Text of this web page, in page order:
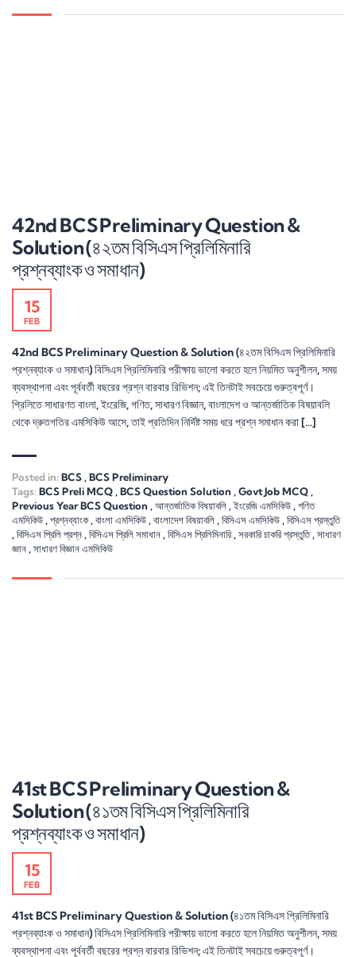
42nd BCS Preliminary Question &
Solution (৪২তম বিসিএস প্রিলিমিনারি
প্রশ্নব্যাংক ও সমাধান)
15
FEB
42nd BCS Preliminary Question & Solution (৪২তম বিসিএস প্রিলিমিনারি
প্রশ্নব্যাংক ও সমাধান) বিসিএস প্রিলিমিনারি পরীক্ষায় ভালো করতে হলে নিয়মিত অনুশীলন, সময়
ব্যবস্থাপনা এবং পূর্ববর্তী বছরের প্রশ্ন বারবার রিভিশন; এই তিনটাই সবচেয়ে গুরুত্বপূর্ণ।
প্রিলিতে সাধারণত বাংলা, ইংরেজি, গণিত, সাধারণ বিজ্ঞান, বাংলাদেশ ও আন্তর্জাতিক বিষয়াবলি
থেকে দ্রুতগতির এমসিকিউ আসে, তাই প্রতিদিন নির্দিষ্ট সময় ধরে প্রশ্ন সমাধান করা […]
Posted in:BCS , BCS Preliminary
Tags:BCS Preli MCQ , BCS Question Solution , Govt Job MCQ ,
Previous Year BCS Question , আন্তর্জাতিক বিষয়াবলি , ইংরেজি এমসিকিউ , গণিত
এমসিকিউ , প্রশ্নব্যাংক, বাংলা এমসিকিউ , বাংলাদেশ বিষয়াবলি , বিসিএস এমসিকিউ , বিসিএস প্রস্তুতি
, বিসিএস প্রিলি প্রশ্ন , বিসিএস প্রিলি সমাধান , বিসিএস প্রিলিমিনারি , সরকারি চাকরি প্রস্তুতি, সাধারণ
জ্ঞান , সাধারণ বিজ্ঞান এমসিকিউ
41st BCS Preliminary Question &
Solution (৪১তম বিসিএস প্রিলিমিনারি
প্রশ্নব্যাংক ও সমাধান)
15
FEB
41st BCS Preliminary Question & Solution (৪১তম বিসিএস প্রিলিমিনারি
প্রশ্নব্যাংক ও সমাধান) বিসিএস প্রিলিমিনারি পরীক্ষায় ভালো করতে হলে নিয়মিত অনুশীলন, সময়
ব্যবস্থাপনা এবং পূর্ববর্তী বছরের প্রশ্ন বারবার রিভিশন; এই তিনটাই সবচেয়ে গুরুত্বপূর্ণ।